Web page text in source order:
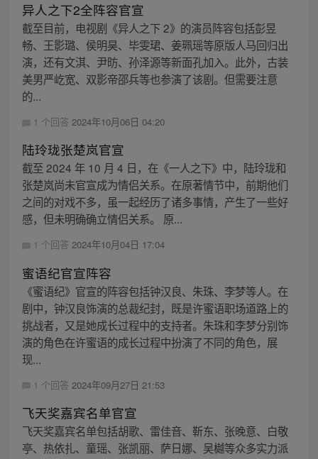
异人之下2全阵容官宣
截至目前，电视剧《异人之下 2》的演员阵容包括彭昱
畅、王影璐、侯明昊、毕雯珺、姜珮瑶等原版人马回归出
演，还有文淇、尹昉、孙泽源等新面孔加入。此外，古装
美男严屹宽、双影帝邵兵等也参演了该剧。但需要注意
的...
1 个回答 2024年10月06日 04:20
陆玲珑张楚岚官宣
截至 2024 年 10 月 4 日，在《一人之下》中，陆玲珑和
张楚岚尚未官宣成为情侣关系。在原著情节中，前期他们
之间的对戏不多，虽一起经历了诸多事情，产生了一些好
感，但未明确确立情侣关系。 原...
1 个回答 2024年10月04日 17:04
蜜语纪官宣阵容
《蜜语纪》官宣的阵容包括钟汉良、朱珠、李梦等人。在
剧中，钟汉良饰演的总裁纪封，既是许蜜语职场道路上的
挑战者，又是她成长过程中的支持者。朱珠和李梦分别饰
演的角色在许蜜语的成长过程中扮演了不同的角色，展
现...
1 个回答 2024年09月27日 21:53
飞天奖嘉宾名单官宣
飞天奖嘉宾名单包括胡歌、雷佳音、靳东、张晚意、白敬
亭、热依扎、童瑶、张凯丽、萨日娜、吴樾等众多实力派